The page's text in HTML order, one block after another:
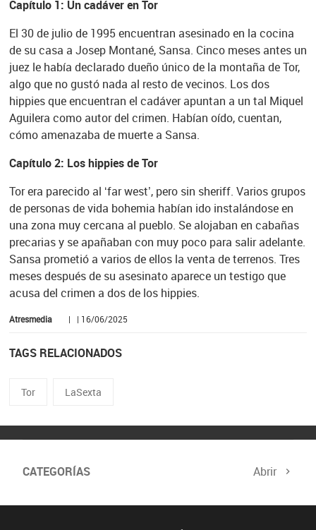
Capítulo 1: Un cadáver en Tor
El 30 de julio de 1995 encuentran asesinado en la cocina
de su casa a Josep Montané, Sansa. Cinco meses antes un
juez le había declarado dueño único de la montaña de Tor,
algo que no gustó nada al resto de vecinos. Los dos
hippies que encuentran el cadáver apuntan a un tal Miquel
Aguilera como autor del crimen. Habían oído, cuentan,
cómo amenazaba de muerte a Sansa.
Capítulo 2: Los hippies de Tor
Tor era parecido al ‘far west’, pero sin sheriff. Varios grupos
de personas de vida bohemia habían ido instalándose en
una zona muy cercana al pueblo. Se alojaban en cabañas
precarias y se apañaban con muy poco para salir adelante.
Sansa prometió a varios de ellos la venta de terrenos. Tres
meses después de su asesinato aparece un testigo que
acusa del crimen a dos de los hippies.
Atresmedia | | 16/06/2025
TAGS RELACIONADOS
Tor LaSexta
CATEGORÍAS Abrir